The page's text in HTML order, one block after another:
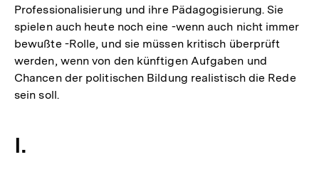
Professionalisierung und ihre Pädagogisierung. Sie
spielen auch heute noch eine -wenn auch nicht immer
bewußte -Rolle, und sie müssen kritisch überprüft
werden, wenn von den künftigen Aufgaben und
Chancen der politischen Bildung realistisch die Rede
sein soll.
I.